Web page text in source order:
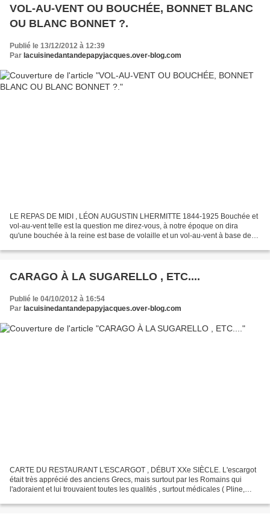
VOL-AU-VENT OU BOUCHÉE, BONNET BLANC
OU BLANC BONNET ?.
Publié le 13/12/2012 à 12:39
Par lacuisinedantandepapyjacques.over-blog.com
LE REPAS DE MIDI , LÉON AUGUSTIN LHERMITTE 1844-1925 Bouchée et
vol-au-vent telle est la question me direz-vous, à notre époque on dira
qu'une bouchée à la reine est base de volaille et un vol-au-vent à base de
CARAGO À LA SUGARELLO , ETC....
Publié le 04/10/2012 à 16:54
Par lacuisinedantandepapyjacques.over-blog.com
CARTE DU RESTAURANT L'ESCARGOT , DÉBUT XXe SIÈCLE. L'escargot
était très apprécié des anciens Grecs, mais surtout par les Romains qui
l'adoraient et lui trouvaient toutes les qualités , surtout médicales ( Pline,